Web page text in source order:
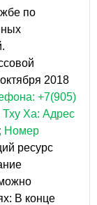
по
2018
+7(905)
Тху Ха: Адрес
Номер
ресурс
В конце